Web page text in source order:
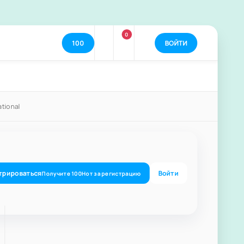
100
0
ВОЙТИ
Получите100Нотза регистрацию Войти